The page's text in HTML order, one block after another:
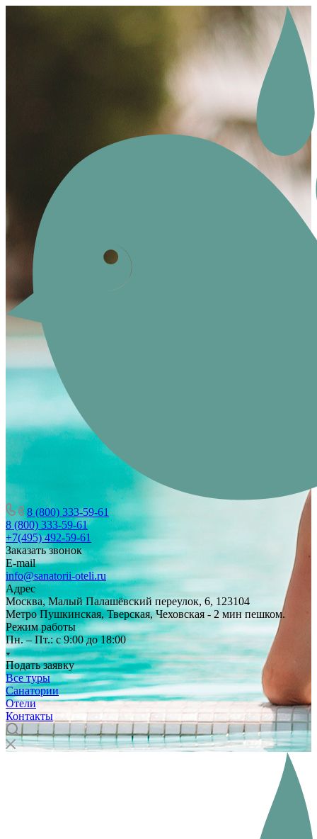
8 (800) 333-59-61
8 (800) 333-59-61
+7(495) 492-59-61
Заказать звонок
E-mail
info@sanatorii-oteli.ru
Адрес
Москва, Малый Палашёвский переулок, 6, 123104
Метро Пушкинская, Тверская, Чеховская - 2 мин пешком.
Режим работы
Пн. – Пт.: с 9:00 до 18:00
Подать заявку
Все туры
Санатории
Отели
Контакты